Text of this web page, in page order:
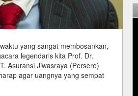
yang sangat membosankan,
legendaris kita Prof. Dr.
Asuransi Jiwasraya (Persero)
agar uangnya yang sempat